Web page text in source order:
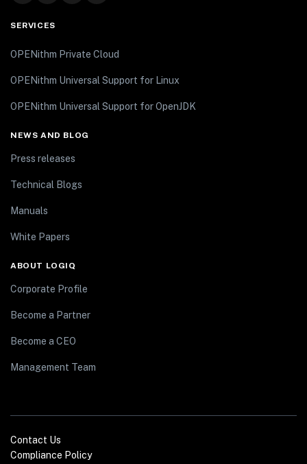
SERVICES
OPENithm Private Cloud
OPENithm Universal Support for Linux
OPENithm Universal Support for OpenJDK
NEWS AND BLOG
Press releases
Technical Blogs
Manuals
White Papers
ABOUT LOGIQ
Corporate Profile
Become a Partner
Become a CEO
Management Team
Contact Us
Compliance Policy